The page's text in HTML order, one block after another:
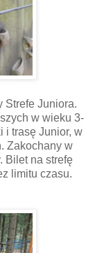
Strefe Juniora.
w wieku 3-
i trasę Junior, w
Zakochany w
Bilet na strefę
limitu czasu.